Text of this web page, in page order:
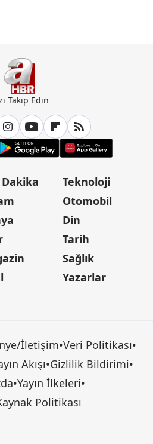
Takip Edin
Dakika
Teknoloji
Otomobil
Din
Tarih
Sağlık
Yazarlar
İletişim•Veri Politikası•
Akışı•Gizlilik Bildirimi•
•Yayın İlkeleri•
Politikası